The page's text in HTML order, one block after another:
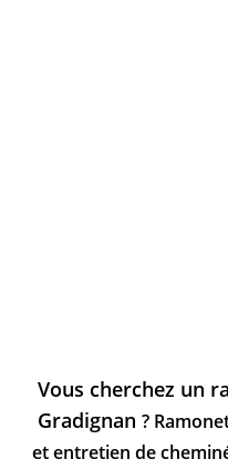
Vous cherchez un
Gradignan ?
et entretien de